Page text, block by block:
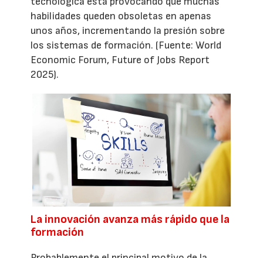
habilidades queden obsoletas en apenas
unos años, incrementando la presión sobre
los sistemas de formación. (Fuente: World
Economic Forum, Future of Jobs Report
2025).
La innovación avanza más rápido que la
formación